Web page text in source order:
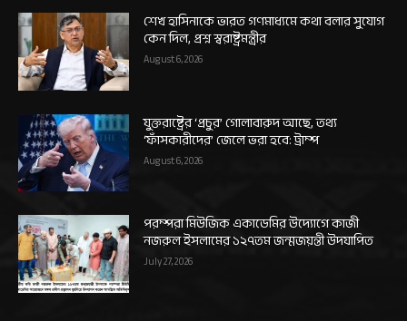
শেখ হাসিনাকে ভারত গণমাধ্যমে কথা বলার সুযোগ
কেন দিল, প্রশ্ন স্বরাষ্ট্রমন্ত্রীর
August 6, 2026
যুক্তরাষ্ট্রের ‘প্রচুর’ গোলাবারুদ আছে, তথ্য
‘ফাঁসকারীদের’ জেলে ভরা হবে: ট্রাম্প
August 6, 2026
পরম্পরা মিউজিক একাডেমির উদ্যোগে কাজী
নজরুল ইসলামের ১২৭তম জন্মজয়ন্তী উদযাপিত
July 27, 2026